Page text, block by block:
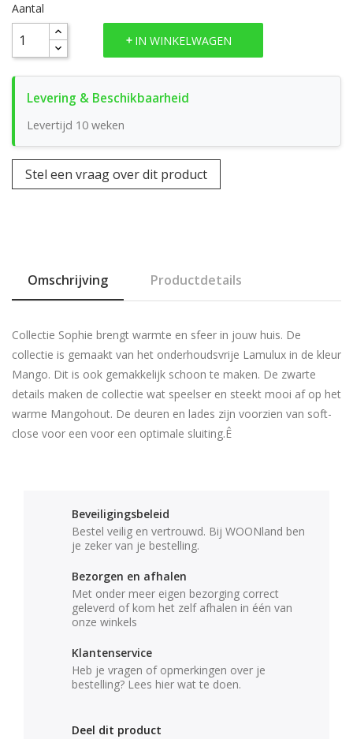
Aantal
IN WINKELWAGEN
Levertijd 10 weken
Stel een vraag over dit product
Omschrijving Productdetails
Collectie Sophie brengt warmte en sfeer in jouw huis. De
collectie is gemaakt van het onderhoudsvrije Lamulux in de kleur
Mango. Dit is ook gemakkelijk schoon te maken. De zwarte
details maken de collectie wat speelser en steekt mooi af op het
warme Mangohout. De deuren en lades zijn voorzien van soft-
close voor een voor een optimale sluiting.Ê
Beveiligingsbeleid
Bestel veilig en vertrouwd. Bij WOONland ben
je zeker van je bestelling.
Bezorgen en afhalen
Met onder meer eigen bezorging correct
geleverd of kom het zelf afhalen in één van
onze winkels
Klantenservice
Heb je vragen of opmerkingen over je
bestelling? Lees hier wat te doen.
Deel dit product